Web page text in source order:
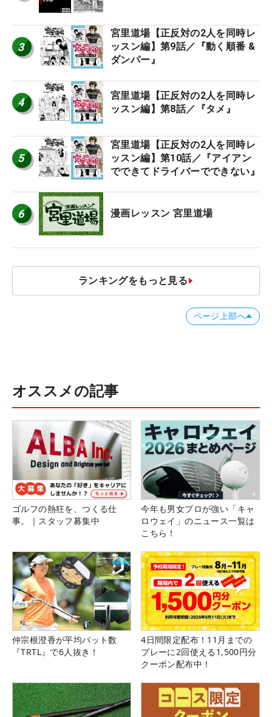
3
宮里道場【正反対の2人を同時レ
ッスン編】第9話／『動く順番 &
ダンパー』
4
宮里道場【正反対の2人を同時レ
ッスン編】第8話／『タメ』
5
宮里道場【正反対の2人を同時レ
ッスン編】第10話／『アイアン
でできてドライバーでできない』
6 漫画レッスン 宮里道場
ランキングをもっと見る
ページ上部へ
オススメの記事
ゴルフの熱狂を、つくる仕
事。｜スタッフ募集中
今年も男女プロが強い「キャ
ロウェイ」のニュース一覧は
こちら！
仲宗根澄香が平均パット数
『TRTL』で6人抜き！
4日間限定配布！11月までの
プレーに2回使える1,500円分
クーポン配布中！